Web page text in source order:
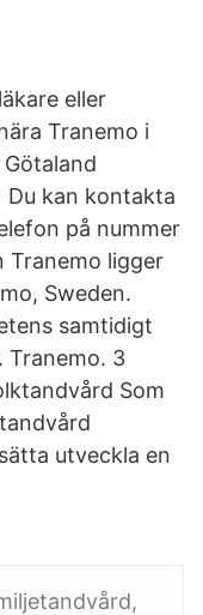
eller
Tranemo i
kan kontakta
på nummer
Tranemo ligger
Sweden.
samtidigt
Tranemo. 3
Som
utveckla en